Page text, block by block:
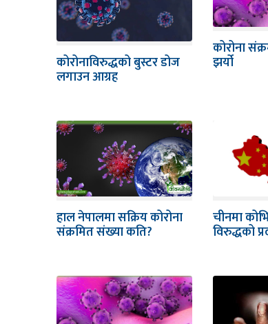
कोरोनाविरुद्धको बुस्टर डोज
लगाउन आग्रह
कोरोना
झर्यो
हाल नेपालमा सक्रिय कोरोना
संक्रमित संख्या कति?
चीनमा
विरुद्धको